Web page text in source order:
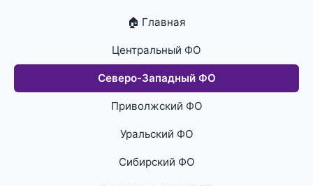
🏠 Главная
Центральный ФО
Северо-Западный ФО
Приволжский ФО
Уральский ФО
Сибирский ФО